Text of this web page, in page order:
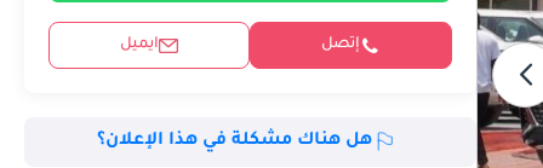
إتصل ايميل
هل هناك مشكلة في هذا الإعلان؟